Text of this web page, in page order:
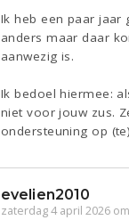
Ik heb een paar jaar
anders maar daar
aanwezig is.
Ik bedoel hiermee:
niet voor jouw zus.
ondersteuning op
evelien2010
zaterdag 4 april 2026